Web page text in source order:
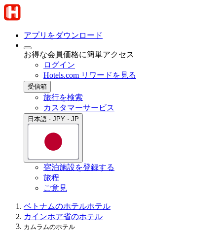
アプリをダウンロード
お得な会員価格に簡単アクセス
ログイン
Hotels.com リワードを見る
受信箱
旅行を検索
カスタマーサービス
日本語 · JPY · JP
宿泊施設を登録する
旅程
ご意見
ベトナムのホテルホテル
カインホア省のホテル
カムラムのホテル